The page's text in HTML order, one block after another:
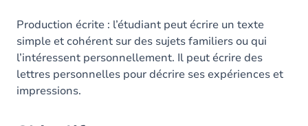
Production écrite : l’étudiant peut écrire un texte
simple et cohérent sur des sujets familiers ou qui
l’intéressent personnellement. Il peut écrire des
lettres personnelles pour décrire ses expériences et
impressions.